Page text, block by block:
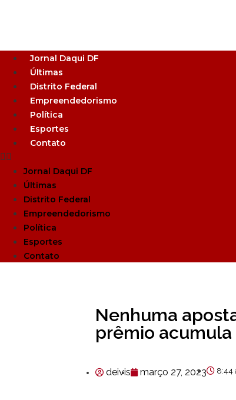
Jornal Daqui DF
Últimas
Distrito Federal
Empreendedorismo
Política
Esportes
Contato
Jornal Daqui DF
Últimas
Distrito Federal
Empreendedorismo
Política
Esportes
Contato
Nenhuma
prêmio acumula
deivis março 27, 2023 8:44